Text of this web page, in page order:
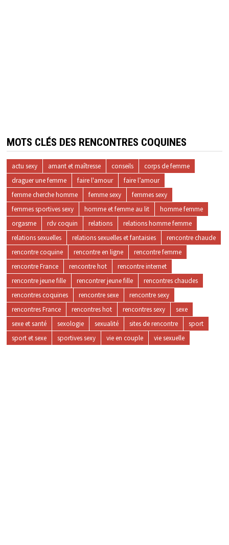
MOTS CLÉS DES RENCONTRES COQUINES
actu sexy amant et maîtresse conseils
corps de femme
draguer une femme
faire l'amour
faire l’amour
femme cherche homme
femme sexy
femmes sexy
femmes sportives sexy
homme et femme au lit
homme femme
orgasme
rdv coquin relations
relations homme femme
relations sexuelles
relations sexuelles et fantaisies
rencontre chaude
rencontre coquine
rencontre en ligne
rencontre femme
rencontre France
rencontre hot
rencontre internet
rencontre jeune fille
rencontrer jeune fille
rencontres chaudes
rencontres coquines
rencontre sexe
rencontre sexy
rencontres France
rencontres hot rencontres sexy
sexe
sexe et santé
sexologie sexualité sites de rencontre
sport
sport et sexe
sportives sexy vie en couple vie sexuelle